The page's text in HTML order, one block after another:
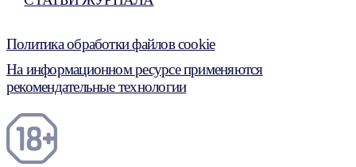
Политика обработки файлов cookie
На информационном ресурсе применяются
рекомендательные технологии